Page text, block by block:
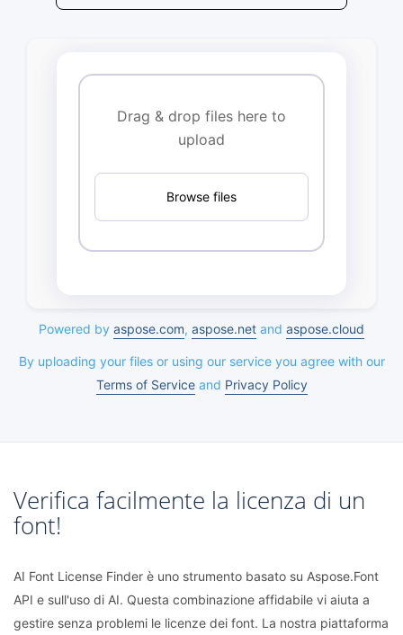
Drag & drop files here to
upload
Browse files
Powered by aspose.com, aspose.net and aspose.cloud
By uploading your files or using our service you agree with our
Terms of Serviceand Privacy Policy
Verifica facilmente la licenza di un
font!
AI Font License Finder è uno strumento basato su Aspose.Font
API e sull'uso di AI. Questa combinazione affidabile vi aiuta a
gestire senza problemi le licenze dei font. La nostra piattaforma